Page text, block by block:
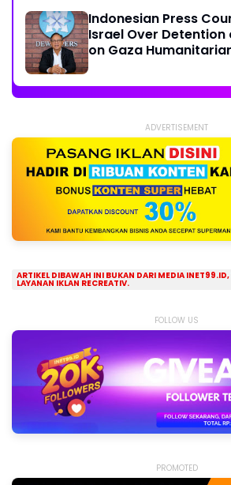
Indonesian Press
Israel Over
on Gaza
ADVERTISEMENT
ARTIKEL DIBAWAH INI BUKAN DARI MEDIA INET99.ID,
LAYANAN IKLAN RECREATIV.
FOLLOW US
PROMOTED